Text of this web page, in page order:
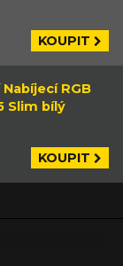
KOUPIT
RGB
Slim bílý
KOUPIT